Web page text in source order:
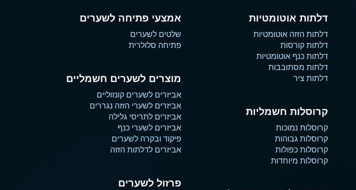
דלתות אוטומטיות
דלתות הזזה אוטומטיות
דלתות קורסות
דלתות כנף אוטומטיות
דלתות מסתובבות
דלתות ציר
קרוסלות חשמליות
קרוסלות נמוכות
קרוסלות גבוהות
קרוסלות כפולות
קרוסלות מיוחדות
אמצעי פתיחה לשערים
שלטים לשערים
פתיחה סלולרית
מוצרים לשערים חשמליים
אביזרים לשערים קונזוליים
אביזרים לשערי הזזה נגררים
אביזרים לתריסי גלילה
אביזרים לשערי כנף
פיקוד ובקרה לשערים
אביזרים לדלתות הזזה
פרזול לשערים